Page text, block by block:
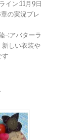
イン:11月9日
の実況プレ
-:アバターラ
しい衣装や
す